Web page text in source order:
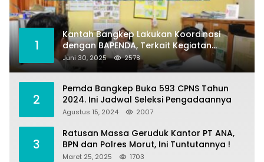
1
Kantah Bangkep Lakukan Koordinasi
dengan BAPENDA, Terkait Kegiatan
Fasilitasi Penilaian Tanah dan Ekonomi
Pertanahan
Juni 30, 2025 2578
2
Pemda Bangkep Buka 593 CPNS Tahun
2024. Ini Jadwal Seleksi Pengadaannya
Agustus 15, 2024 2007
3
Ratusan Massa Geruduk Kantor PT ANA,
BPN dan Polres Morut, Ini Tuntutannya !
Maret 25, 2025 1703